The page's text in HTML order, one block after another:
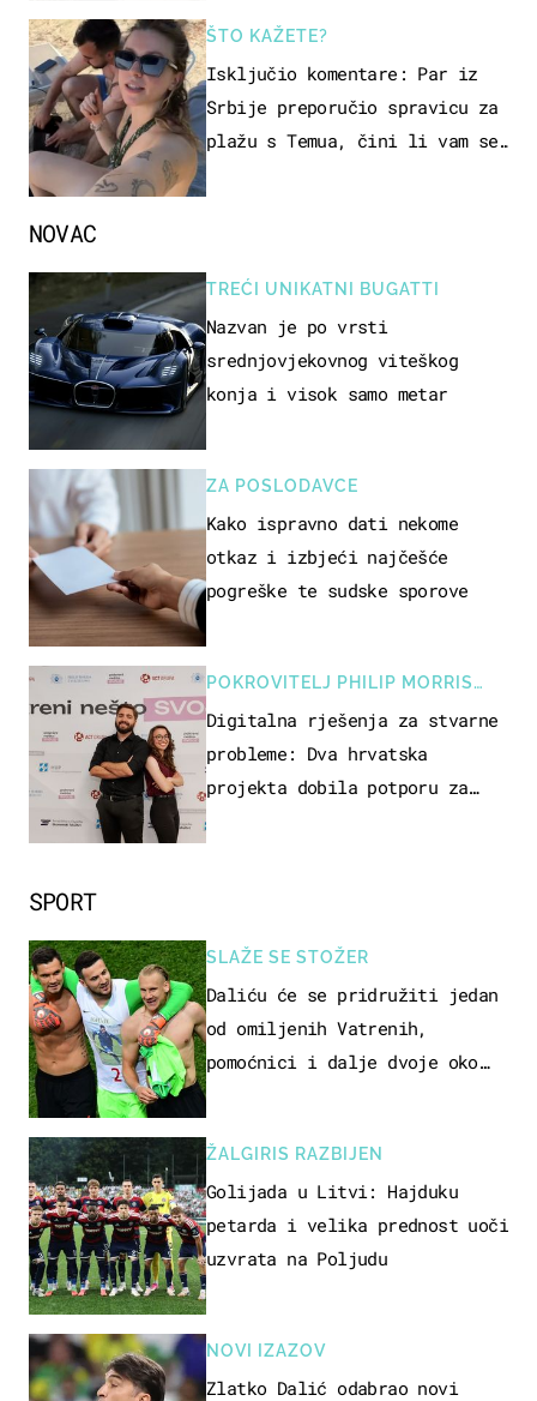
ŠTO KAŽETE?
Isključio komentare: Par iz
Srbije preporučio spravicu za
plažu s Temua, čini li vam se
SPORT
SLAŽE SE STOŽER
Daliću će se pridružiti jedan
od omiljenih Vatrenih,
pomoćnici i dalje dvoje oko
ŽALGIRIS RAZBIJEN
Golijada u Litvi: Hajduku
petarda i velika prednost uoči
uzvrata na Poljudu
NOVI IZAZOV
Zlatko Dalić odabrao novi
NOVAC
TREĆI UNIKATNI BUGATTI
Nazvan je po vrsti
srednjovjekovnog viteškog
konja i visok samo metar
ZA POSLODAVCE
Kako ispravno dati nekome
otkaz i izbjeći najčešće
pogreške te sudske sporove
POKROVITELJ PHILIP MORRIS
ZAGREB
Digitalna rješenja za stvarne
probleme: Dva hrvatska
projekta dobila potporu za